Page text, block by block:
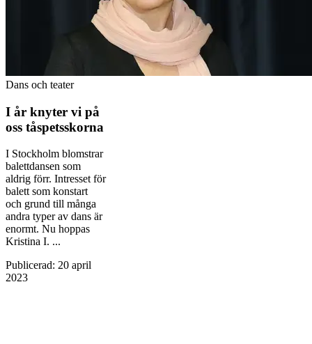
Dans och teater
I år knyter vi på
oss tåspetsskorna
I Stockholm blomstrar
balettdansen som
aldrig förr. Intresset för
balett som konstart
och grund till många
andra typer av dans är
enormt. Nu hoppas
Kristina I. ...
Publicerad: 20 april
2023